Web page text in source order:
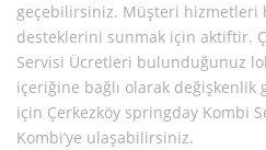
geçebilirsiniz. Müşteri hizmetleri
desteklerini sunmak için aktiftir.
Servisi Ücretleri bulunduğunuz
içeriğine bağlı olarak değişkenlik
için Çerkezköy springday Kombi
Kombi’ye ulaşabilirsiniz.